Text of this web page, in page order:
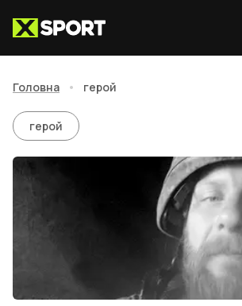
Головна • герой
герой
герой